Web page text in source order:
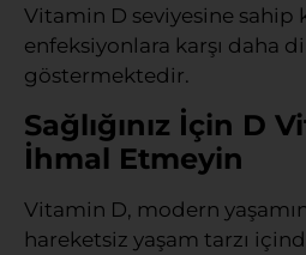
Vitamin D seviyesine sahip
enfeksiyonlara karşı daha
göstermektedir.
Sağlığınız İçin D
İhmal Etmeyin
Vitamin D, modern
hareketsiz yaşam tarzı